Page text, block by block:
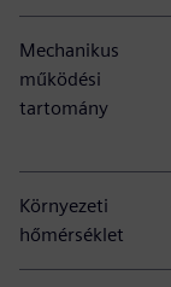
Mechanikus
működési
tartomány
Környezeti
hőmérséklet